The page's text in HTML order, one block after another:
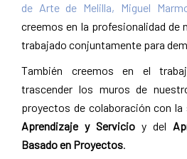
de Arte de Melilla, Miguel
creemos en la profesionalidad de
trabajado conjuntamente para
También creemos en el
trascender los muros de
proyectos de colaboración con la
Aprendizaje y Servicio y del
Basado en Proyectos.